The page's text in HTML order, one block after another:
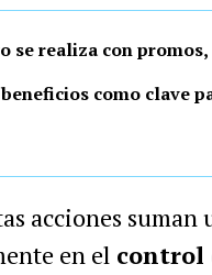
se realiza con
como clave
acciones suman
en elcontrol